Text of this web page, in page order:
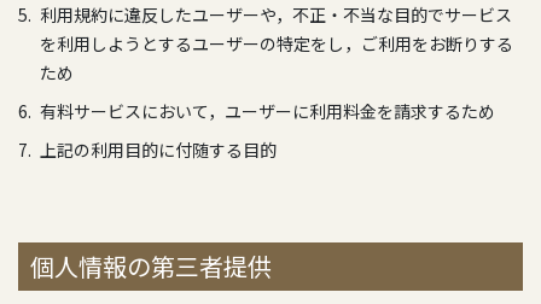
利用規約に違反したユーザーや，不正・不当な目的でサービス
を利用しようとするユーザーの特定をし，ご利用をお断りする
ため
有料サービスにおいて，ユーザーに利用料金を請求するため
上記の利用目的に付随する目的
個人情報の第三者提供